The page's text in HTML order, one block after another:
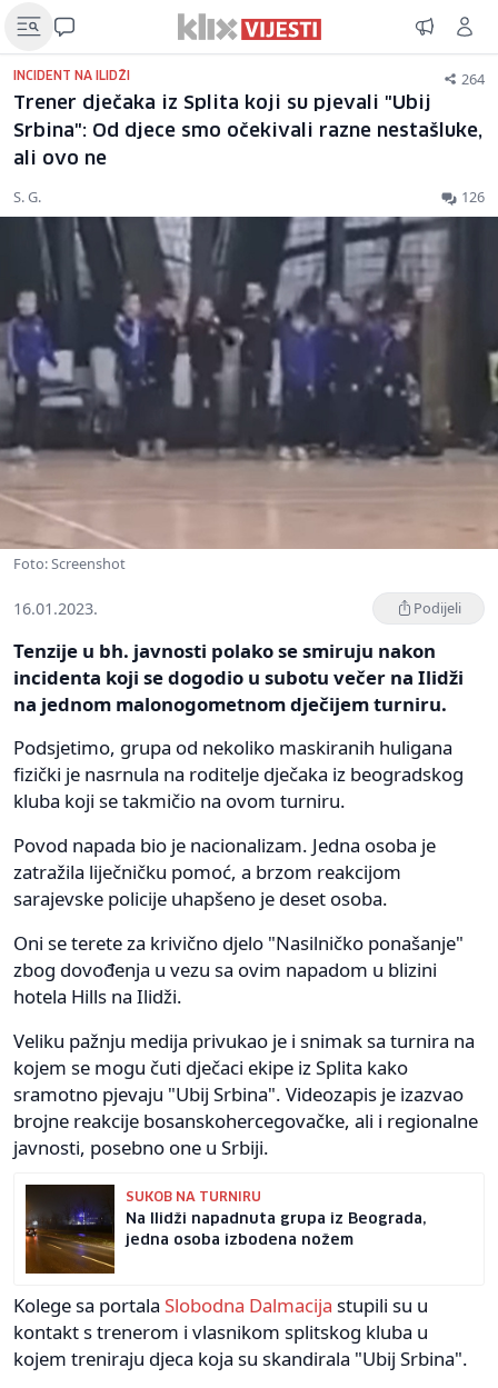
INCIDENT NA ILIDŽI 264
Trener dječaka iz Splita koji su pjevali "Ubij
Srbina": Od djece smo očekivali razne nestašluke,
ali ovo ne
S. G. 126
Foto: Screenshot
16.01.2023. Podijeli
Tenzije u bh. javnosti polako se smiruju nakon
incidenta koji se dogodio u subotu večer na Ilidži
na jednom malonogometnom dječijem turniru.
Podsjetimo, grupa od nekoliko maskiranih huligana
fizički je nasrnula na roditelje dječaka iz beogradskog
kluba koji se takmičio na ovom turniru.
Povod napada bio je nacionalizam. Jedna osoba je
zatražila liječničku pomoć, a brzom reakcijom
sarajevske policije uhapšeno je deset osoba.
Oni se terete za krivično djelo "Nasilničko ponašanje"
zbog dovođenja u vezu sa ovim napadom u blizini
hotela Hills na Ilidži.
Veliku pažnju medija privukao je i snimak sa turnira na
kojem se mogu čuti dječaci ekipe iz Splita kako
sramotno pjevaju "Ubij Srbina". Videozapis je izazvao
brojne reakcije bosanskohercegovačke, ali i regionalne
javnosti, posebno one u Srbiji.
SUKOB NA TURNIRU
Na Ilidži napadnuta grupa iz Beograda,
jedna osoba izbodena nožem
Kolege sa portala Slobodna Dalmacija stupili su u
kontakt s trenerom i vlasnikom splitskog kluba u
kojem treniraju djeca koja su skandirala "Ubij Srbina".